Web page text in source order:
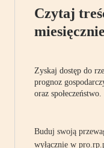
Czytaj
Zyskaj dostęp do
prognoz
oraz społeczeństwo.
Buduj swoją
wyłącznie w